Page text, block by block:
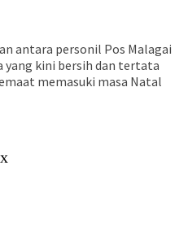
antara personil Pos Malagai
yang kini bersih dan tertata
memasuki masa Natal